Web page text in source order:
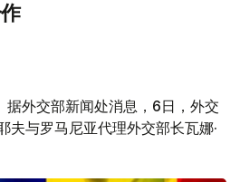
据外交部新闻处消息，6日，外交
夫与罗马尼亚代理外交部长瓦娜·